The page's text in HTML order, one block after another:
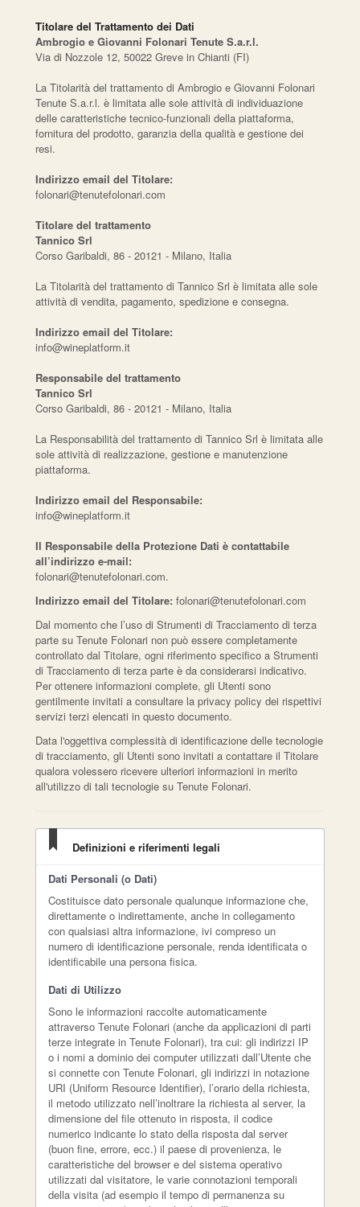
Titolare del Trattamento dei Dati
Ambrogio e Giovanni Folonari Tenute S.a.r.l.
Via di Nozzole 12, 50022 Greve in Chianti (FI)
La Titolarità del trattamento di Ambrogio e Giovanni Folonari
Tenute S.a.r.l. è limitata alle sole attività di individuazione
delle caratteristiche tecnico-funzionali della piattaforma,
fornitura del prodotto, garanzia della qualità e gestione dei
resi.
Indirizzo email del Titolare:
folonari@tenutefolonari.com
Titolare del trattamento
Tannico Srl
Corso Garibaldi, 86 - 20121 - Milano, Italia
La Titolarità del trattamento di Tannico Srl è limitata alle sole
attività di vendita, pagamento, spedizione e consegna.
Indirizzo email del Titolare:
info@wineplatform.it
Responsabile del trattamento
Tannico Srl
Corso Garibaldi, 86 - 20121 - Milano, Italia
La Responsabilità del trattamento di Tannico Srl è limitata alle
sole attività di realizzazione, gestione e manutenzione
piattaforma.
Indirizzo email del Responsabile:
info@wineplatform.it
Il Responsabile della Protezione Dati è contattabile
all’indirizzo e-mail:
folonari@tenutefolonari.com.
Indirizzo email del Titolare: folonari@tenutefolonari.com
Dal momento che l’uso di Strumenti di Tracciamento di terza
parte su Tenute Folonari non può essere completamente
controllato dal Titolare, ogni riferimento specifico a Strumenti
di Tracciamento di terza parte è da considerarsi indicativo.
Per ottenere informazioni complete, gli Utenti sono
gentilmente invitati a consultare la privacy policy dei rispettivi
servizi terzi elencati in questo documento.
Data l'oggettiva complessità di identificazione delle tecnologie
di tracciamento, gli Utenti sono invitati a contattare il Titolare
qualora volessero ricevere ulteriori informazioni in merito
all'utilizzo di tali tecnologie su Tenute Folonari.
Definizioni e riferimenti legali
Dati Personali (o Dati)
Costituisce dato personale qualunque informazione che,
direttamente o indirettamente, anche in collegamento
con qualsiasi altra informazione, ivi compreso un
numero di identificazione personale, renda identificata o
identificabile una persona fisica.
Dati di Utilizzo
Sono le informazioni raccolte automaticamente
attraverso Tenute Folonari (anche da applicazioni di parti
terze integrate in Tenute Folonari), tra cui: gli indirizzi IP
o i nomi a dominio dei computer utilizzati dall’Utente che
si connette con Tenute Folonari, gli indirizzi in notazione
URI (Uniform Resource Identifier), l’orario della richiesta,
il metodo utilizzato nell’inoltrare la richiesta al server, la
dimensione del file ottenuto in risposta, il codice
numerico indicante lo stato della risposta dal server
(buon fine, errore, ecc.) il paese di provenienza, le
caratteristiche del browser e del sistema operativo
utilizzati dal visitatore, le varie connotazioni temporali
della visita (ad esempio il tempo di permanenza su